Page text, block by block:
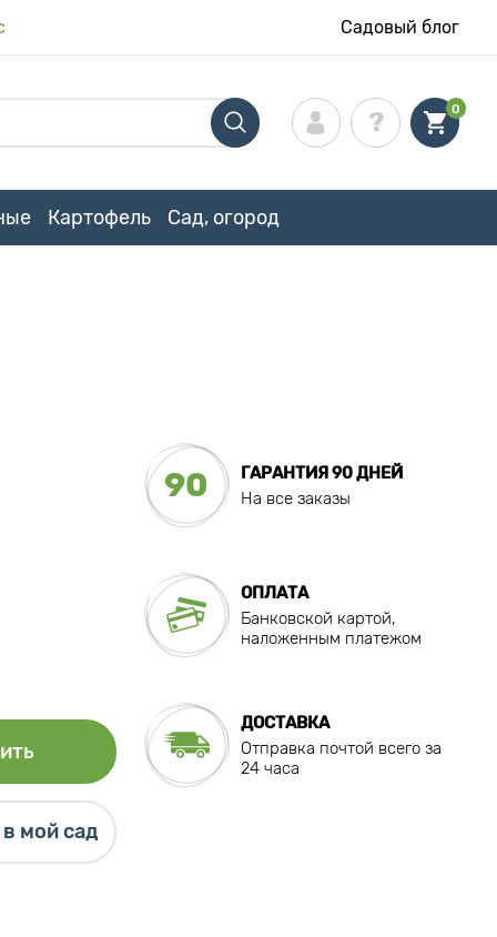
Садовый блог
0
Картофель Сад, огород
мой сад
90
ГАРАНТИЯ 90 ДНЕЙ
На все заказы
ОПЛАТА
Банковской картой,
наложенным платежом
ДОСТАВКА
Отправка почтой всего за
24 часа